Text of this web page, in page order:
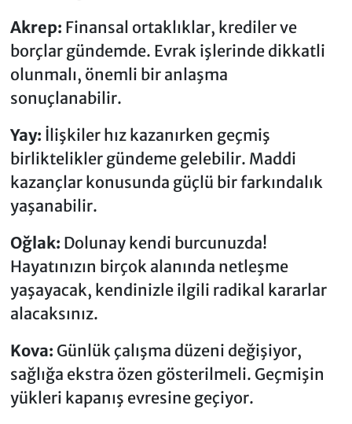
Akrep: Finansal ortaklıklar, krediler ve
borçlar gündemde. Evrak işlerinde dikkatli
olunmalı, önemli bir anlaşma
sonuçlanabilir.
Yay: İlişkiler hız kazanırken geçmiş
birliktelikler gündeme gelebilir. Maddi
kazançlar konusunda güçlü bir farkındalık
yaşanabilir.
Oğlak: Dolunay kendi burcunuzda!
Hayatınızın birçok alanında netleşme
yaşayacak, kendinizle ilgili radikal kararlar
alacaksınız.
Kova: Günlük çalışma düzeni değişiyor,
sağlığa ekstra özen gösterilmeli. Geçmişin
yükleri kapanış evresine geçiyor.